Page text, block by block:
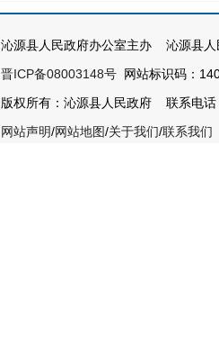
沁源县人民政府办公室主办 沁源县
晋ICP备08003148号 网站标识码：
版权所有：沁源县人民政府 联系电
网站声明/网站地图/关于我们/联系我们